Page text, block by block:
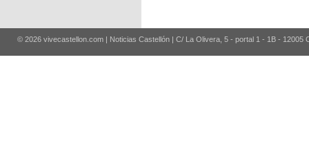
© 2026 vivecastellon.com | Noticias Castellón | C/ La Olivera, 5 - portal 1 - 1B - 12005